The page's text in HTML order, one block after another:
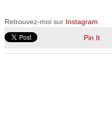
Retrouvez-moi sur Instagram
Pin It